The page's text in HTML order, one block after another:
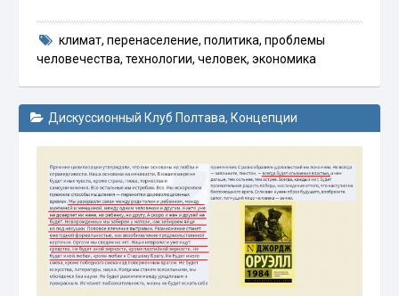
климат, перенаселение, политика, проблемы
человечества,технологии,человек,экономика
Дискуссионный Клуб Полтава, Концепции